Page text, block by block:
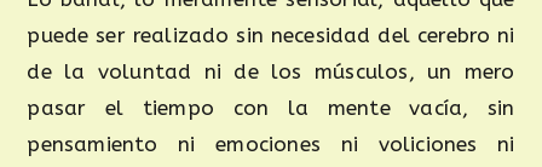
puede ser realizado sin necesidad del cerebro ni
de la voluntad ni de los músculos, un mero
pasar el tiempo con la mente vacía, sin
pensamiento ni emociones ni voliciones ni